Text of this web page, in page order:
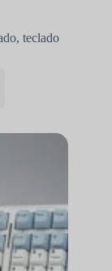
,teclado